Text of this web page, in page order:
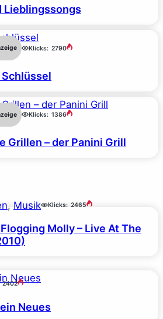
Lieblingssongs
Klicks: 2790
Klicks: 1386
Grillen – der Panini Grill
, Musik Klicks: 2465
Molly – Live At The
2402
Neues